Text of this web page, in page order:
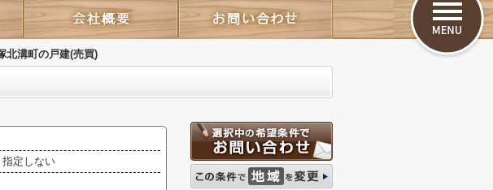
北溝町の戸建(売買)
指定しない